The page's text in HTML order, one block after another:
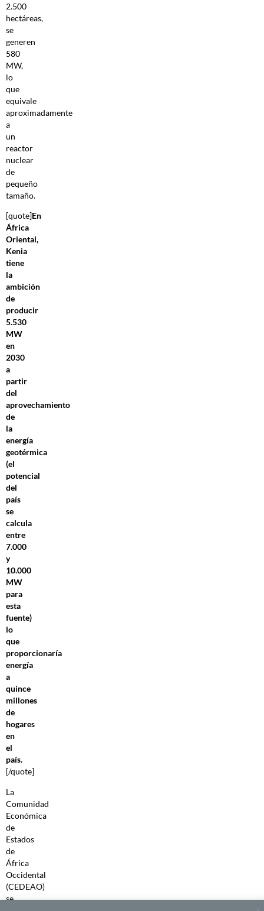
2.500
hectáreas,
se
generen
580
MW,
lo
que
equivale
aproximadamente
a
un
reactor
nuclear
de
pequeño
tamaño.
[quote]En
África
Oriental,
Kenia
tiene
la
ambición
de
producir
5.530
MW
en
2030
a
partir
del
aprovechamiento
de
la
energía
geotérmica
(el
potencial
del
país
se
calcula
entre
7.000
y
10.000
MW
para
esta
fuente)
lo
que
proporcionaría
energía
a
quince
millones
de
hogares
en
el
país.
[/quote]
La
Comunidad
Económica
de
Estados
de
África
Occidental
(CEDEAO)
se